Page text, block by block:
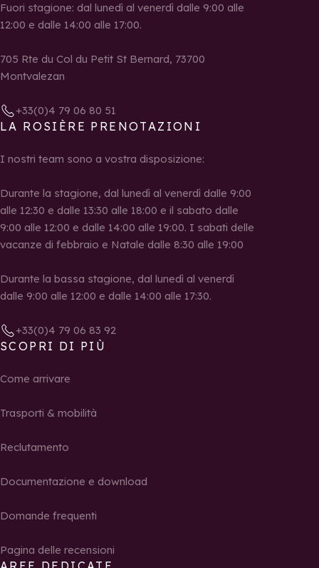
Fuori stagione: dal lunedì al venerdì dalle 9:00 alle
12:00 e dalle 14:00 alle 17:00.
705 Rte du Col du Petit St Bernard, 73700
Montvalezan
+33(0)4 79 06 80 51
LA ROSIÈRE PRENOTAZIONI
I nostri team sono a vostra disposizione:
Durante la stagione, dal lunedì al venerdì dalle 9:00
alle 12:30 e dalle 13:30 alle 18:00 e il sabato dalle
9:00 alle 12:00 e dalle 14:00 alle 19:00. I sabati delle
vacanze di febbraio e Natale dalle 8:30 alle 19:00
Durante la bassa stagione, dal lunedì al venerdì
dalle 9:00 alle 12:00 e dalle 14:00 alle 17:30.
+33(0)4 79 06 83 92
SCOPRI DI PIÙ
Come arrivare
Trasporti & mobilità
Reclutamento
Documentazione e download
Domande frequenti
Pagina delle recensioni